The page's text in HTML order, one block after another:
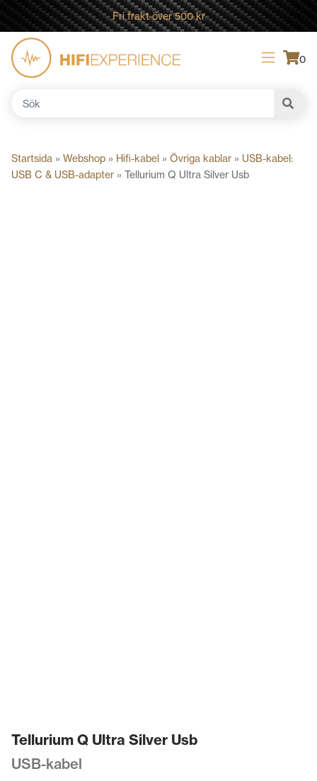
Fri frakt över 500 kr
0
Startsida » Webshop » Hifi-kabel » Övriga kablar » USB-kabel:
USB C & USB-adapter » Tellurium Q Ultra Silver Usb
Tellurium Q Ultra Silver Usb
USB-kabel